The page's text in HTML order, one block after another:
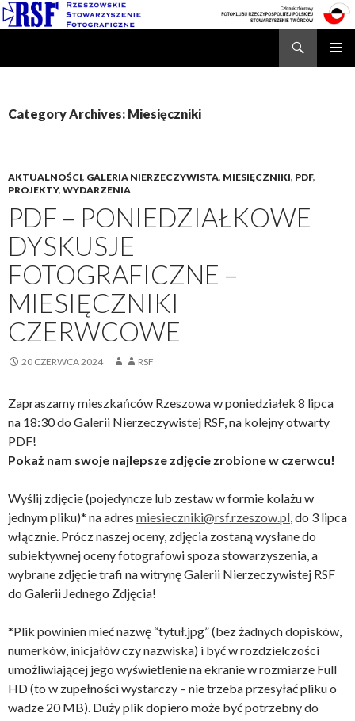
Category Archives: Miesięczniki
AKTUALNOŚCI, GALERIA NIERZECZYWISTA, MIESIĘCZNIKI, PDF,
PROJEKTY, WYDARZENIA
PDF – PONIEDZIAŁKOWE
DYSKUSJE
FOTOGRAFICZNE –
MIESIĘCZNIKI
CZERWCOWE
20 CZERWCA 2024 RSF
Zapraszamy mieszkańców Rzeszowa w poniedziałek 8 lipca
na 18:30 do Galerii Nierzeczywistej RSF, na kolejny otwarty
PDF!
Pokaż nam swoje najlepsze zdjęcie zrobione w czerwcu!
Wyślij zdjęcie (pojedyncze lub zestaw w formie kolażu w
jednym pliku)* na adres miesieczniki@rsf.rzeszow.pl , do 3 lipca
włącznie. Prócz naszej oceny, zdjęcia zostaną wysłane do
subiektywnej oceny fotografowi spoza stowarzyszenia, a
wybrane zdjęcie trafi na witrynę Galerii Nierzeczywistej RSF
do Galerii Jednego Zdjęcia!
*Plik powinien mieć nazwę “tytuł.jpg” (bez żadnych dopisków,
numerków, inicjałów czy nazwiska) i być w rozdzielczości
umożliwiającej jego wyświetlenie na ekranie w rozmiarze Full
HD (to w zupełności wystarczy – nie trzeba przesyłać pliku o
wadze 20 MB). Duży plik dopiero może być potrzebny do